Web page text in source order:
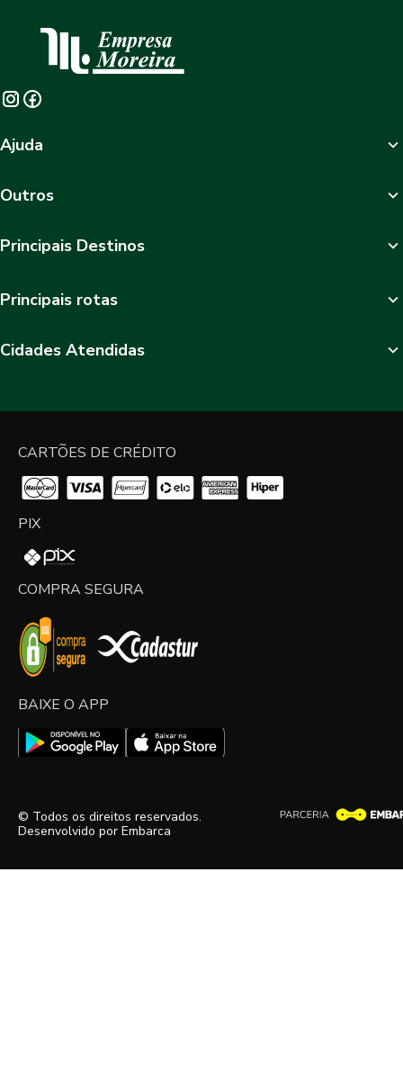
Ajuda
Outros
Principais Destinos
Principais rotas
Cidades Atendidas
CARTÕES DE CRÉDITO
PIX
COMPRA SEGURA
BAIXE O APP
© Todos os direitos reservados.
Desenvolvido por Embarca